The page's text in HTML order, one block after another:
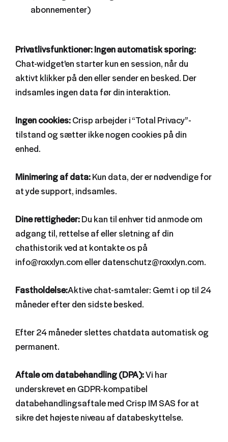
abonnementer)
Privatlivsfunktioner: Ingen automatisk sporing:
Chat-widget'en starter kun en session, når du
aktivt klikker på den eller sender en besked. Der
indsamles ingen data før din interaktion.
Ingen cookies:Crisp arbejder i “Total Privacy”-
tilstand og sætter ikke nogen cookies på din
enhed.
Minimering af data:Kun data, der er nødvendige for
at yde support, indsamles.
Dine rettigheder:Du kan til enhver tid anmode om
adgang til, rettelse af eller sletning af din
chathistorik ved at kontakte os på
info@roxxlyn.com eller datenschutz@roxxlyn.com.
Fastholdelse:Aktive chat-samtaler: Gemt i op til 24
måneder efter den sidste besked.
Efter 24 måneder slettes chatdata automatisk og
permanent.
Aftale om databehandling (DPA):Vi har
underskrevet en GDPR-kompatibel
databehandlingsaftale med Crisp IM SAS for at
sikre det højeste niveau af databeskyttelse.